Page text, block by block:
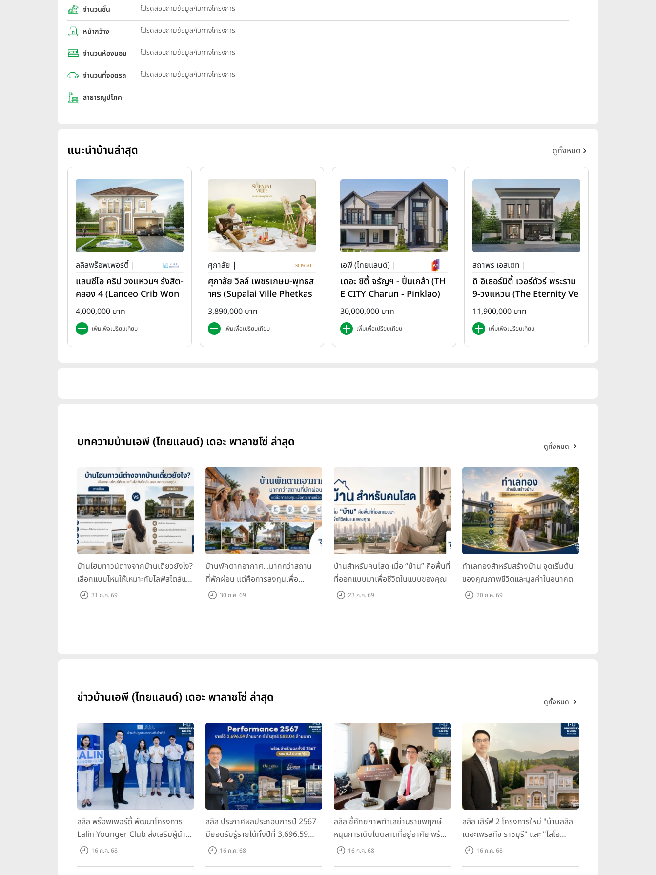
จำนวนชั้น โปรดสอบถามข้อมูลกับทางโครงการ
หน้ากว้าง โปรดสอบถามข้อมูลกับทางโครงการ
จำนวนห้องนอน โปรดสอบถามข้อมูลกับทางโครงการ
จำนวนที่จอดรถ โปรดสอบถามข้อมูลกับทางโครงการ
สาธารณูปโภค
แนะนำบ้านล่าสุด ดูทั้งหมด
ลลิลพร็อพเพอร์ตี้ |
แลนซีโอ คริป วงแหวนฯ รังสิต-
คลอง 4 (Lanceo Crib Won
gwan Rangsit-Khlong4)
4,000,000 บาท
เพิ่มเพื่อเปรียบเทียบ
ศุภาลัย |
ศุภาลัย วิลล์ เพชรเกษม-พุทธส
าคร (Supalai Ville Phetkas
em-Phutthasakorn)
3,890,000 บาท
เพิ่มเพื่อเปรียบเทียบ
เอพี (ไทยแลนด์) |
เดอะ ซิตี้ จรัญฯ - ปิ่นเกล้า (TH
E CITY Charun - Pinklao)
30,000,000 บาท
เพิ่มเพื่อเปรียบเทียบ
สถาพร เอสเตท |
ดิ อิเธอร์นิตี้ เวอร์ดัวร์ พระราม
9-วงแหวน (The Eternity Ve
rdure Rama 9-Wongwae
n)
11,900,000 บาท
เพิ่มเพื่อเปรียบเทียบ
บทความบ้านเอพี (ไทยแลนด์) เดอะ พาลาซโซ่ ล่าสุด ดูทั้งหมด
บ้านโฮมทาวน์ต่างจากบ้านเดี่ยวยังไง?
เลือกแบบไหนให้เหมาะกับไลฟ์สไตล์และ
อนาคตของคุณ
31 ก.ค. 69
บ้านพักตากอากาศ...มากกว่าสถาน
ที่พักผ่อน แต่คือการลงทุนเพื่อ
คุณภาพชีวิต
30 ก.ค. 69
บ้านสำหรับคนโสด เมื่อ “บ้าน” คือพื้นที่
ที่ออกแบบมาเพื่อชีวิตในแบบของคุณ
23 ก.ค. 69
ทำเลทองสำหรับสร้างบ้าน จุดเริ่มต้น
ของคุณภาพชีวิตและมูลค่าในอนาคต
20 ก.ค. 69
ข่าวบ้านเอพี (ไทยแลนด์) เดอะ พาลาซโซ่ ล่าสุด ดูทั้งหมด
ลลิล พร็อพเพอร์ตี้ พัฒนาโครงการ
Lalin Younger Club ส่งเสริมผู้นำ
รุ่นใหม่ พัฒนาองค์กรสู่อนาคต
16 ก.ค. 68
ลลิล ประกาศผลประกอบการปี 2567
มียอดรับรู้รายได้ทั้งปีที่ 3,696.59
ล้านบาท กำไรสุทธิ 588.04 ล้านบาท
16 ก.ค. 68
ลลิล ชี้ศักยภาพทำเลย่านราชพฤกษ์
หนุนการเติบโตตลาดที่อยู่อาศัย พร้อม
เปิดตัวโครงการใหม่ "ไลโอ
16 ก.ค. 68
ลลิล เสิร์ฟ 2 โครงการใหม่ "บ้านลลิล
เดอะเพรสทีจ ราชบุรี" และ "ไลโอ
ราชบุรี" บ้าน และทาวน์โฮมสไตล์
16 ก.ค. 68